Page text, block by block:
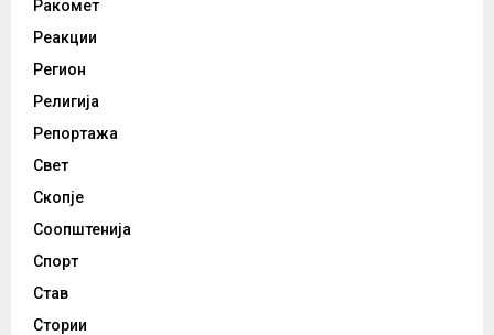
Ракомет
Реакции
Регион
Религија
Репортажа
Свет
Скопје
Соопштенија
Спорт
Став
Стории